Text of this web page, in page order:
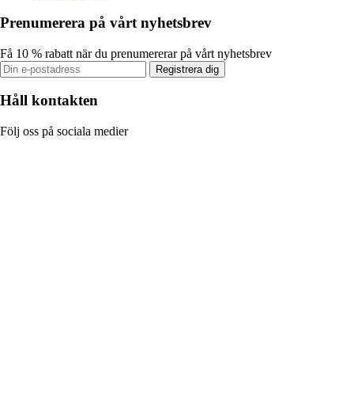
Prenumerera på vårt nyhetsbrev
Få 10 % rabatt när du prenumererar på vårt nyhetsbrev
Registrera dig
Håll kontakten
Följ oss på sociala medier